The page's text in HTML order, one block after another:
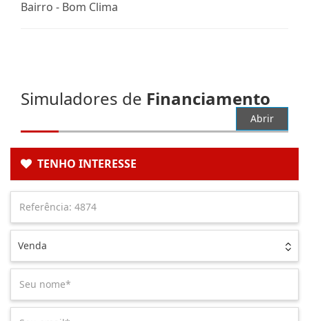
Bairro - Bom Clima
Simuladores de Financiamento
Abrir
TENHO INTERESSE
Venda